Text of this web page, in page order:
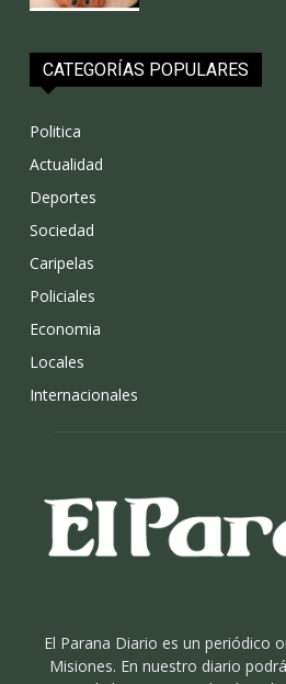
CATEGORÍAS POPULARES
Politica
Actualidad
Deportes
Sociedad
Caripelas
Policiales
Economia
Locales
Internacionales
El Parana Diario es un periódico
Misiones. En nuestro diario